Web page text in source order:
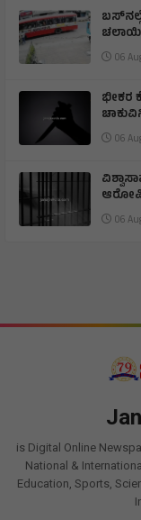
06
ಭೀಕರ
06
06
is Digital Online
National &
Education, Sports,